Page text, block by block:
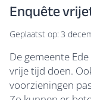
Enquête
Geplaatst op:3
De gemeente
vrije tijd doen.
voorzieningen